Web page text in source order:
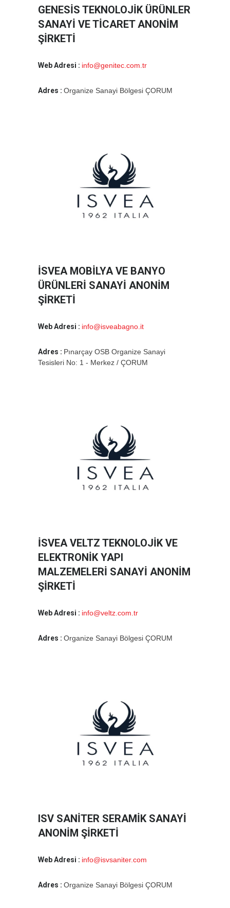
GENESİS TEKNOLOJİK ÜRÜNLER
SANAYİ VE TİCARET ANONİM
ŞİRKETİ
Web Adresi : info@genitec.com.tr
Adres : Organize Sanayi Bölgesi ÇORUM
İSVEA MOBİLYA VE BANYO
ÜRÜNLERİ SANAYİ ANONİM
ŞİRKETİ
Web Adresi : info@isveabagno.it
Adres : Pınarçay OSB Organize Sanayi
Tesisleri No: 1 - Merkez / ÇORUM
İSVEA VELTZ TEKNOLOJİK VE
ELEKTRONİK YAPI
MALZEMELERİ SANAYİ ANONİM
ŞİRKETİ
Web Adresi : info@veltz.com.tr
Adres : Organize Sanayi Bölgesi ÇORUM
ISV SANİTER SERAMİK SANAYİ
ANONİM ŞİRKETİ
Web Adresi : info@isvsaniter.com
Adres : Organize Sanayi Bölgesi ÇORUM